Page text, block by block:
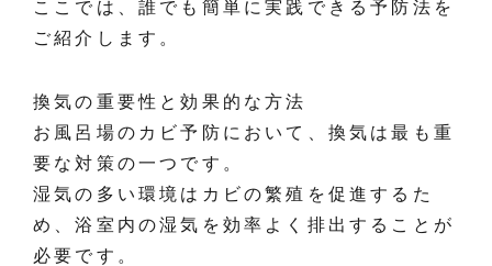
ここでは、誰でも簡単に実践できる予防法を
ご紹介します。
換気の重要性と効果的な方法
お風呂場のカビ予防において、換気は最も重
要な対策の一つです。
湿気の多い環境はカビの繁殖を促進するた
め、浴室内の湿気を効率よく排出することが
必要です。